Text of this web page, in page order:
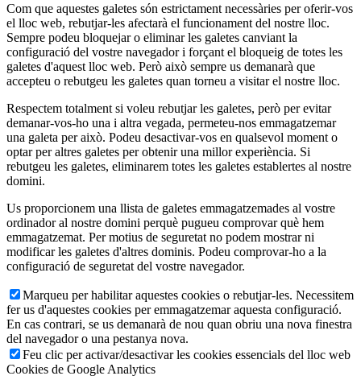
Com que aquestes galetes són estrictament necessàries per oferir-vos
el lloc web, rebutjar-les afectarà el funcionament del nostre lloc.
Sempre podeu bloquejar o eliminar les galetes canviant la
configuració del vostre navegador i forçant el bloqueig de totes les
galetes d'aquest lloc web. Però això sempre us demanarà que
accepteu o rebutgeu les galetes quan torneu a visitar el nostre lloc.
Respectem totalment si voleu rebutjar les galetes, però per evitar
demanar-vos-ho una i altra vegada, permeteu-nos emmagatzemar
una galeta per això. Podeu desactivar-vos en qualsevol moment o
optar per altres galetes per obtenir una millor experiència. Si
rebutgeu les galetes, eliminarem totes les galetes establertes al nostre
domini.
Us proporcionem una llista de galetes emmagatzemades al vostre
ordinador al nostre domini perquè pugueu comprovar què hem
emmagatzemat. Per motius de seguretat no podem mostrar ni
modificar les galetes d'altres dominis. Podeu comprovar-ho a la
configuració de seguretat del vostre navegador.
Marqueu per habilitar aquestes cookies o rebutjar-les. Necessitem
fer us d'aquestes cookies per emmagatzemar aquesta configuració.
En cas contrari, se us demanarà de nou quan obriu una nova finestra
del navegador o una pestanya nova.
Feu clic per activar/desactivar les cookies essencials del lloc web
Cookies de Google Analytics